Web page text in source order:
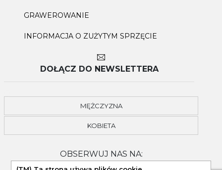
GRAWEROWANIE
INFORMACJA O ZUŻYTYM SPRZĘCIE
DOŁĄCZ DO NEWSLETTERA
MĘŻCZYZNA
KOBIETA
OBSERWUJ NAS NA: